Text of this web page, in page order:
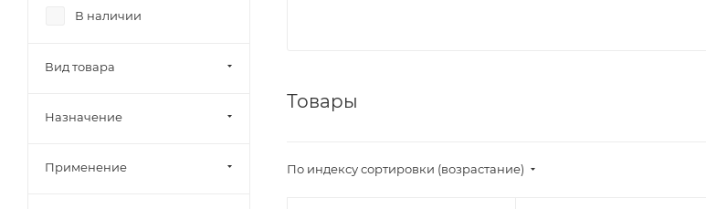
Товары
По индексу сортировки (возрастание)
В наличии
Вид товара
Назначение
Применение